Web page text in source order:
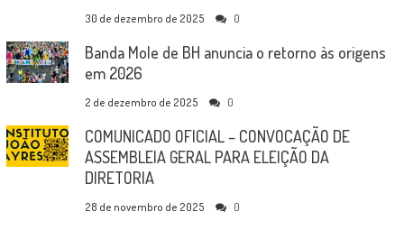
30 de dezembro de 2025 0
Banda Mole de BH anuncia o retorno às origens
em 2026
2 de dezembro de 2025 0
COMUNICADO OFICIAL – CONVOCAÇÃO DE
ASSEMBLEIA GERAL PARA ELEIÇÃO DA
DIRETORIA
28 de novembro de 2025 0